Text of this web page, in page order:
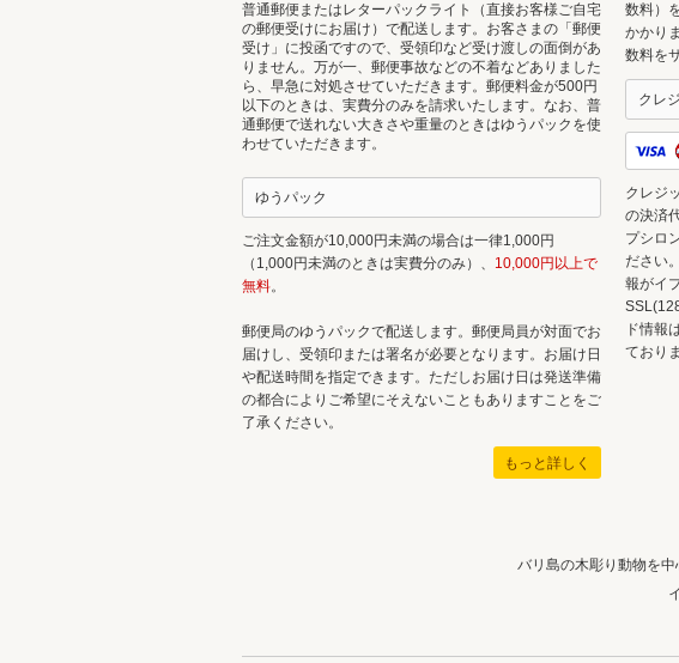
普通郵便またはレターパックライト（直接お客様ご自宅
の郵便受けにお届け）で配送します。お客さまの「郵便
受け」に投函ですので、受領印など受け渡しの面倒があ
りません。万が一、郵便事故などの不着などありました
ら、早急に対処させていただきます。郵便料金が500円
以下のときは、実費分のみを請求いたします。なお、普
通郵便で送れない大きさや重量のときはゆうパックを使
わせていただきます。
ゆうパック
ご注文金額が10,000円未満の場合は一律1,000円
（1,000円未満のときは実費分のみ）、 10,000円以上で
無料。
郵便局のゆうパックで配送します。郵便局員が対面でお
届けし、受領印または署名が必要となります。お届け日
や配送時間を指定できます。ただしお届け日は発送準備
の都合によりご希望にそえないこともありますことをご
了承ください。
もっと詳しく
数料）
かかり
数料を
クレ
クレジ
の決済
プシロ
ださい
報がイ
ド情報
ており
バリ島の木彫り動物を